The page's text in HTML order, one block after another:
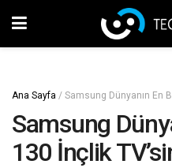
Ana Sayfa / Samsung Dünyanın En
Samsung
130 İnçlik